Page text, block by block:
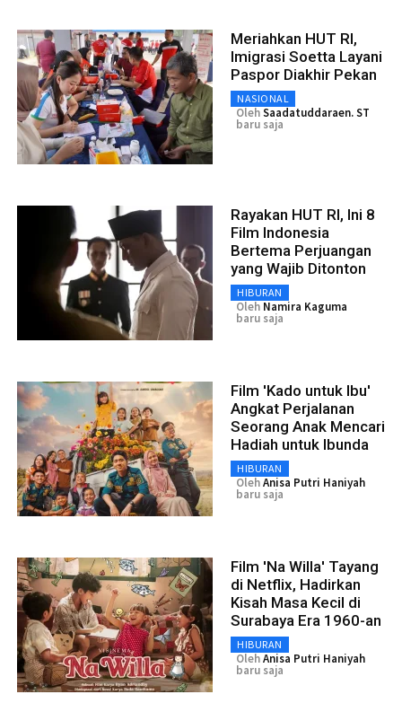
Meriahkan HUT RI,
Imigrasi Soetta Layani
Paspor Diakhir Pekan
NASIONAL
OlehSaadatuddaraen. ST
baru saja
Rayakan HUT RI, Ini 8
Film Indonesia
Bertema Perjuangan
yang Wajib Ditonton
HIBURAN
Oleh Namira Kaguma
baru saja
Film 'Kado untuk Ibu'
Angkat Perjalanan
Seorang Anak Mencari
Hadiah untuk Ibunda
HIBURAN
OlehAnisa Putri Haniyah
baru saja
Film 'Na Willa' Tayang
di Netflix, Hadirkan
Kisah Masa Kecil di
Surabaya Era 1960-an
HIBURAN
OlehAnisa Putri Haniyah
baru saja